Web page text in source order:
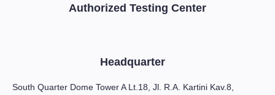
Authorized Testing Center
Headquarter
South Quarter Dome Tower A Lt.18, Jl. R.A. Kartini Kav.8,